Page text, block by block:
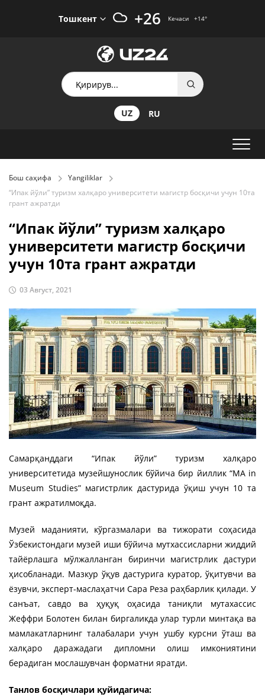
Тошкент +26 Кечаси +14°
UZ RU
Бош саҳифа
Yangiliklar
“Ипак йўли” туризм халқаро университети магистр босқичи учун 10та
грант ажратди
“Ипак йўли” туризм халқаро
университети магистр босқичи
учун 10та грант ажратди
03 Август, 2021
Самарқанддаги “Ипак йўли” туризм халқаро
университетида музейшунослик бўйича бир йиллик “MA in
Museum Studies” магистрлик дастурида ўқиш учун 10 та
грант ажратилмоқда.
Музей маданияти, кўргазмалари ва тижорати соҳасида
Ўзбекистондаги музей иши бўйича мутхассисларни жиддий
тайёрлашга мўлжалланган биринчи магистрлик дастури
ҳисобланади. Мазкур ўқув дастурига куратор, ўқитувчи ва
ёзувчи, эксперт-маслаҳатчи Сара Реза раҳбарлик қилади. У
санъат, савдо ва ҳуқуқ оҳасида таниқли мутахассис
Жеффри Болотен билан биргаликда улар турли минтақа ва
мамлакатларнинг талабалари учун ушбу курсни ўташ ва
халқаро даражадаги дипломни олиш имкониятини
берадиган мослашувчан форматни яратди.
Танлов босқичлари қуйидагича: